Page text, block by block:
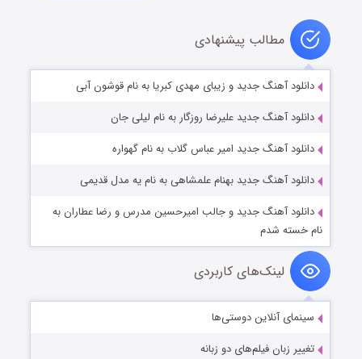
مطالب پیشنهادی
دانلود آهنگ جدید و زیبای مهدی کبریا به نام قوشون آبی
دانلود آهنگ جدید علیرضا روزگار به نام لیلی جان
دانلود آهنگ جدید امیر عباس گلاب به نام گهواره
دانلود آهنگ جدید بهنام علمشاهی به نام یه مدل قدیمی
دانلود آهنگ جدید و جالب امیرحسین مدرس و رضا عطاران به
نام خسته شدم
لینک‌های کاربردی
سینمای آنلاین دوستی‌ها
تغییر زبان فیلم‌های دو زبانه